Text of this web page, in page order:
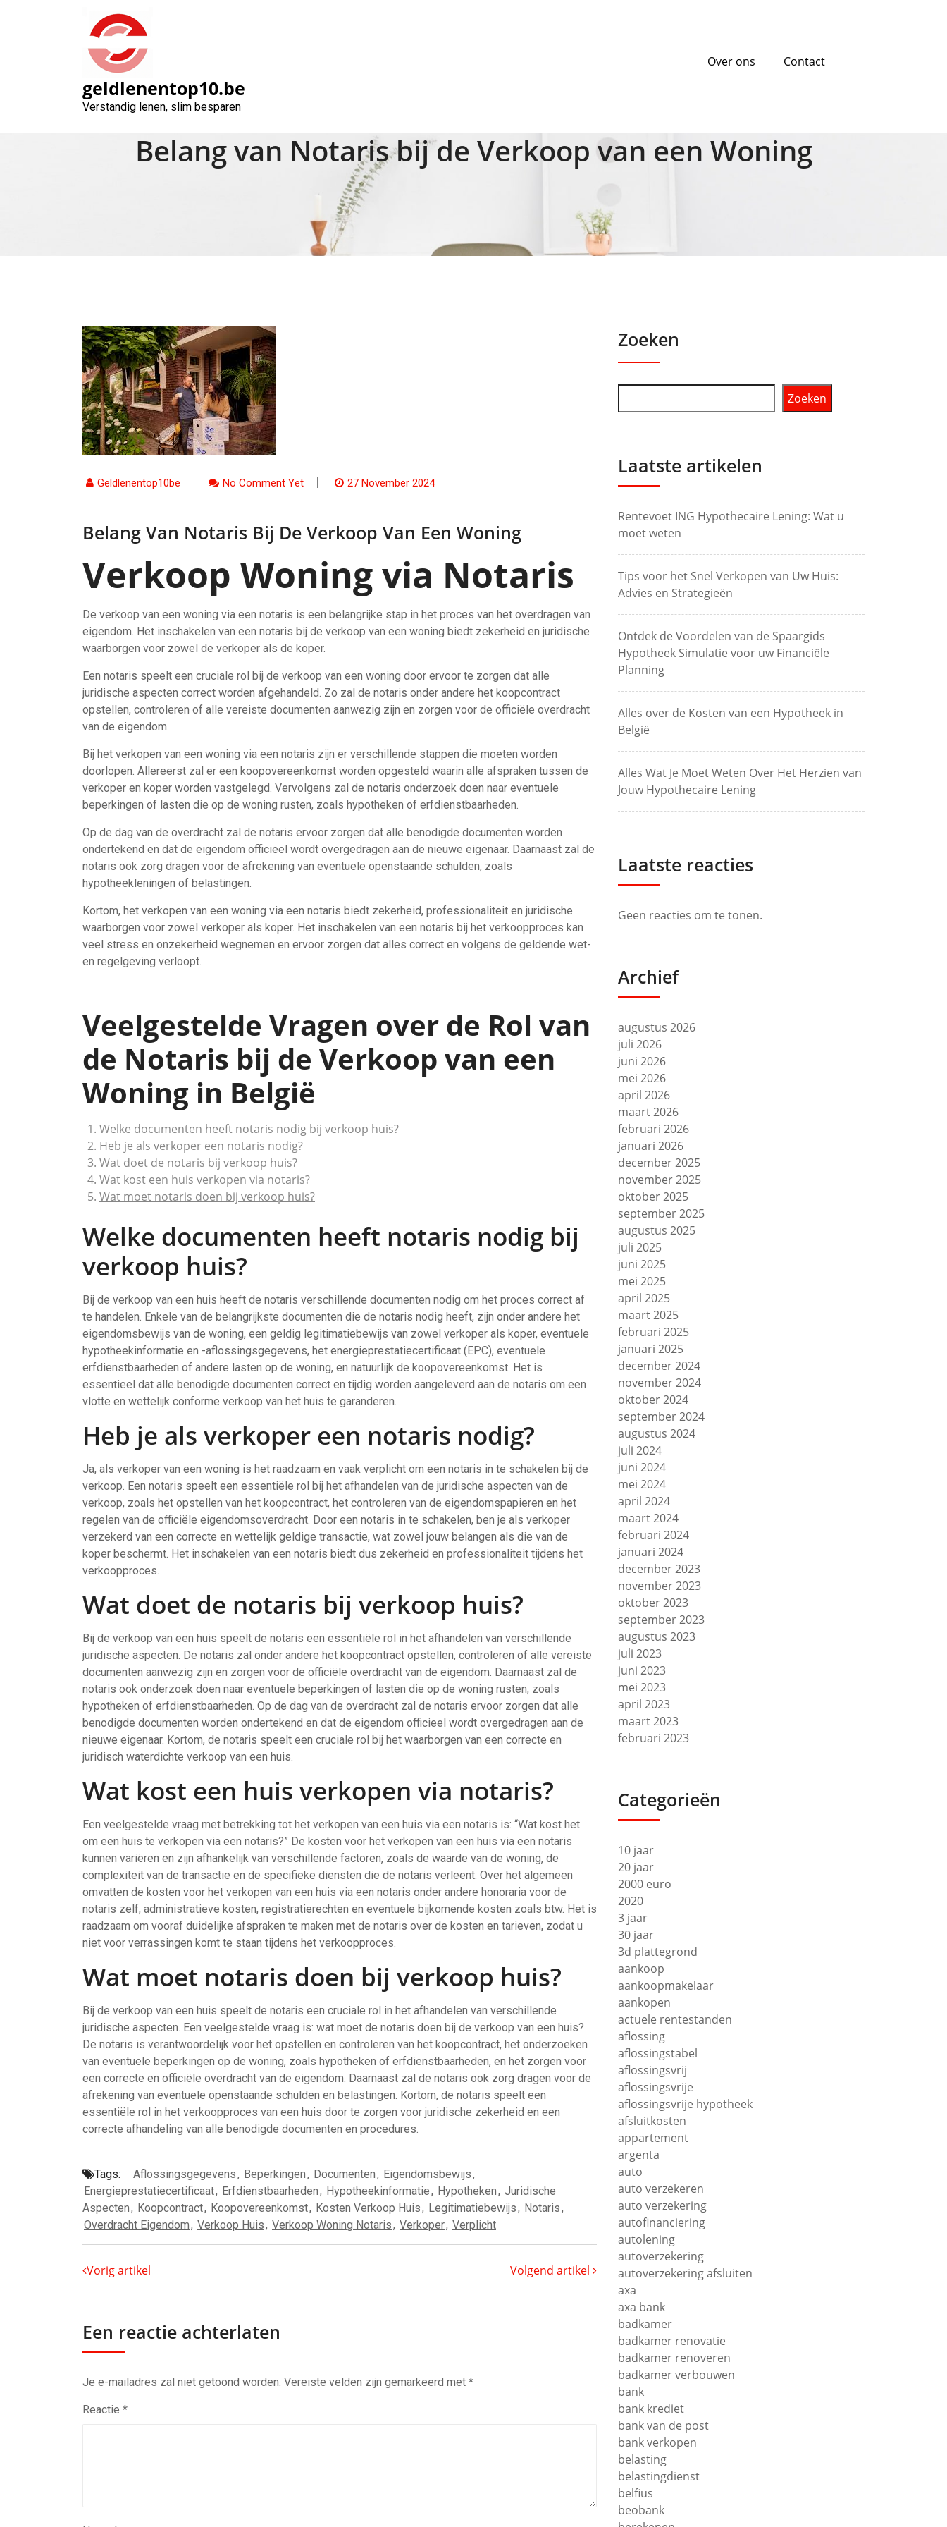
geldlenentop10.be
Verstandig lenen, slim besparen
Over ons Contact
Belang van Notaris bij de Verkoop van een Woning
Geldlenentop10be No Comment Yet 27 November 2024
Belang Van Notaris Bij De Verkoop Van Een Woning
Verkoop Woning via Notaris
De verkoop van een woning via een notaris is een belangrijke stap in het proces van het overdragen van
eigendom. Het inschakelen van een notaris bij de verkoop van een woning biedt zekerheid en juridische
waarborgen voor zowel de verkoper als de koper.
Een notaris speelt een cruciale rol bij de verkoop van een woning door ervoor te zorgen dat alle
juridische aspecten correct worden afgehandeld. Zo zal de notaris onder andere het koopcontract
opstellen, controleren of alle vereiste documenten aanwezig zijn en zorgen voor de officiële overdracht
van de eigendom.
Bij het verkopen van een woning via een notaris zijn er verschillende stappen die moeten worden
doorlopen. Allereerst zal er een koopovereenkomst worden opgesteld waarin alle afspraken tussen de
verkoper en koper worden vastgelegd. Vervolgens zal de notaris onderzoek doen naar eventuele
beperkingen of lasten die op de woning rusten, zoals hypotheken of erfdienstbaarheden.
Op de dag van de overdracht zal de notaris ervoor zorgen dat alle benodigde documenten worden
ondertekend en dat de eigendom officieel wordt overgedragen aan de nieuwe eigenaar. Daarnaast zal de
notaris ook zorg dragen voor de afrekening van eventuele openstaande schulden, zoals
hypotheekleningen of belastingen.
Kortom, het verkopen van een woning via een notaris biedt zekerheid, professionaliteit en juridische
waarborgen voor zowel verkoper als koper. Het inschakelen van een notaris bij het verkoopproces kan
veel stress en onzekerheid wegnemen en ervoor zorgen dat alles correct en volgens de geldende wet-
en regelgeving verloopt.
Veelgestelde Vragen over de Rol van
de Notaris bij de Verkoop van een
Woning in België
Welke documenten heeft notaris nodig bij verkoop huis?
Heb je als verkoper een notaris nodig?
Wat doet de notaris bij verkoop huis?
Wat kost een huis verkopen via notaris?
Wat moet notaris doen bij verkoop huis?
Welke documenten heeft notaris nodig bij
verkoop huis?
Bij de verkoop van een huis heeft de notaris verschillende documenten nodig om het proces correct af
te handelen. Enkele van de belangrijkste documenten die de notaris nodig heeft, zijn onder andere het
eigendomsbewijs van de woning, een geldig legitimatiebewijs van zowel verkoper als koper, eventuele
hypotheekinformatie en -aflossingsgegevens, het energieprestatiecertificaat (EPC), eventuele
erfdienstbaarheden of andere lasten op de woning, en natuurlijk de koopovereenkomst. Het is
essentieel dat alle benodigde documenten correct en tijdig worden aangeleverd aan de notaris om een
vlotte en wettelijk conforme verkoop van het huis te garanderen.
Heb je als verkoper een notaris nodig?
Ja, als verkoper van een woning is het raadzaam en vaak verplicht om een notaris in te schakelen bij de
verkoop. Een notaris speelt een essentiële rol bij het afhandelen van de juridische aspecten van de
verkoop, zoals het opstellen van het koopcontract, het controleren van de eigendomspapieren en het
regelen van de officiële eigendomsoverdracht. Door een notaris in te schakelen, ben je als verkoper
verzekerd van een correcte en wettelijk geldige transactie, wat zowel jouw belangen als die van de
koper beschermt. Het inschakelen van een notaris biedt dus zekerheid en professionaliteit tijdens het
verkoopproces.
Wat doet de notaris bij verkoop huis?
Bij de verkoop van een huis speelt de notaris een essentiële rol in het afhandelen van verschillende
juridische aspecten. De notaris zal onder andere het koopcontract opstellen, controleren of alle vereiste
documenten aanwezig zijn en zorgen voor de officiële overdracht van de eigendom. Daarnaast zal de
notaris ook onderzoek doen naar eventuele beperkingen of lasten die op de woning rusten, zoals
hypotheken of erfdienstbaarheden. Op de dag van de overdracht zal de notaris ervoor zorgen dat alle
benodigde documenten worden ondertekend en dat de eigendom officieel wordt overgedragen aan de
nieuwe eigenaar. Kortom, de notaris speelt een cruciale rol bij het waarborgen van een correcte en
juridisch waterdichte verkoop van een huis.
Wat kost een huis verkopen via notaris?
Een veelgestelde vraag met betrekking tot het verkopen van een huis via een notaris is: “Wat kost het
om een huis te verkopen via een notaris?” De kosten voor het verkopen van een huis via een notaris
kunnen variëren en zijn afhankelijk van verschillende factoren, zoals de waarde van de woning, de
complexiteit van de transactie en de specifieke diensten die de notaris verleent. Over het algemeen
omvatten de kosten voor het verkopen van een huis via een notaris onder andere honoraria voor de
notaris zelf, administratieve kosten, registratierechten en eventuele bijkomende kosten zoals btw. Het is
raadzaam om vooraf duidelijke afspraken te maken met de notaris over de kosten en tarieven, zodat u
niet voor verrassingen komt te staan tijdens het verkoopproces.
Wat moet notaris doen bij verkoop huis?
Bij de verkoop van een huis speelt de notaris een cruciale rol in het afhandelen van verschillende
juridische aspecten. Een veelgestelde vraag is: wat moet de notaris doen bij de verkoop van een huis?
De notaris is verantwoordelijk voor het opstellen en controleren van het koopcontract, het onderzoeken
van eventuele beperkingen op de woning, zoals hypotheken of erfdienstbaarheden, en het zorgen voor
een correcte en officiële overdracht van de eigendom. Daarnaast zal de notaris ook zorg dragen voor de
afrekening van eventuele openstaande schulden en belastingen. Kortom, de notaris speelt een
essentiële rol in het verkoopproces van een huis door te zorgen voor juridische zekerheid en een
correcte afhandeling van alle benodigde documenten en procedures.
Tags: Aflossingsgegevens, Beperkingen, Documenten, Eigendomsbewijs,
Energieprestatiecertificaat, Erfdienstbaarheden, Hypotheekinformatie, Hypotheken, Juridische
Aspecten, Koopcontract, Koopovereenkomst, Kosten Verkoop Huis, Legitimatiebewijs, Notaris,
Overdracht Eigendom, Verkoop Huis, Verkoop Woning Notaris, Verkoper, Verplicht
Vorig artikel Volgend artikel
Een reactie achterlaten
Je e-mailadres zal niet getoond worden. Vereiste velden zijn gemarkeerd met *
Reactie *
Zoeken
Zoeken
Laatste artikelen
Rentevoet ING Hypothecaire Lening: Wat u
moet weten
Tips voor het Snel Verkopen van Uw Huis:
Advies en Strategieën
Ontdek de Voordelen van de Spaargids
Hypotheek Simulatie voor uw Financiële
Planning
Alles over de Kosten van een Hypotheek in
België
Alles Wat Je Moet Weten Over Het Herzien van
Jouw Hypothecaire Lening
Laatste reacties
Geen reacties om te tonen.
Archief
augustus 2026
juli 2026
juni 2026
mei 2026
april 2026
maart 2026
februari 2026
januari 2026
december 2025
november 2025
oktober 2025
september 2025
augustus 2025
juli 2025
juni 2025
mei 2025
april 2025
maart 2025
februari 2025
januari 2025
december 2024
november 2024
oktober 2024
september 2024
augustus 2024
juli 2024
juni 2024
mei 2024
april 2024
maart 2024
februari 2024
januari 2024
december 2023
november 2023
oktober 2023
september 2023
augustus 2023
juli 2023
juni 2023
mei 2023
april 2023
maart 2023
februari 2023
Categorieën
10 jaar
20 jaar
2000 euro
2020
3 jaar
30 jaar
3d plattegrond
aankoop
aankoopmakelaar
aankopen
actuele rentestanden
aflossing
aflossingstabel
aflossingsvrij
aflossingsvrije
aflossingsvrije hypotheek
afsluitkosten
appartement
argenta
auto
auto verzekeren
auto verzekering
autofinanciering
autolening
autoverzekering
autoverzekering afsluiten
axa
axa bank
badkamer
badkamer renovatie
badkamer renoveren
badkamer verbouwen
bank
bank krediet
bank van de post
bank verkopen
belasting
belastingdienst
belfius
beobank